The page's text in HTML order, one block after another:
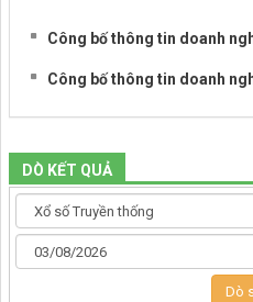
Công bố thông tin doanh
Công bố thông tin doanh
DÒ KẾT QUẢ
Dò